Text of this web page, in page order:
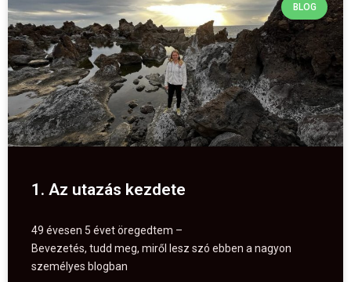
BLOG
1. Az utazás kezdete
49 évesen 5 évet öregedtem –
Bevezetés, tudd meg, miről lesz szó ebben a nagyon
személyes blogban